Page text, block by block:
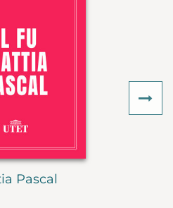
Pascal